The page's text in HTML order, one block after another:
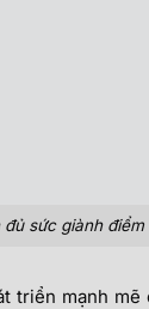
đủ sức giành
triển mạnh